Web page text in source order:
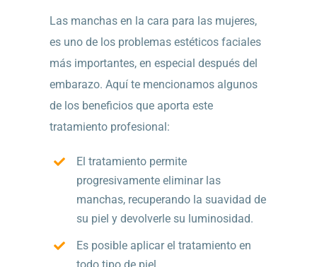
Las manchas en la cara para las mujeres,
es uno de los problemas estéticos faciales
más importantes, en especial después del
embarazo. Aquí te mencionamos algunos
de los beneficios que aporta este
tratamiento profesional:
El tratamiento permite
progresivamente eliminar las
manchas, recuperando la suavidad de
su piel y devolverle su luminosidad.
Es posible aplicar el tratamiento en